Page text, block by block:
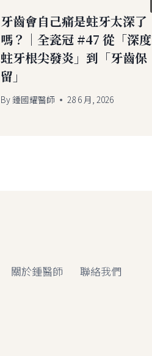
牙齒會自己痛是蛀牙太深了
嗎？｜全瓷冠 #47 從「深度
蛀牙根尖發炎」到「牙齒保
留」
By鍾國耀醫師 28 6 月, 2026
關於鍾醫師 聯絡我們